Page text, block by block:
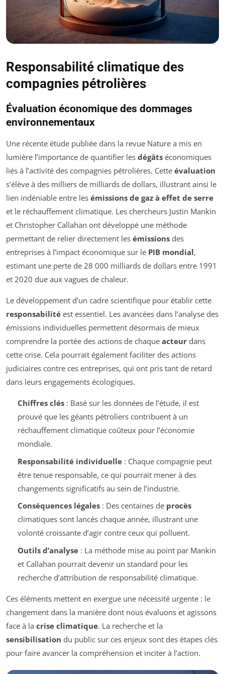
Responsabilité climatique des
compagnies pétrolières
Évaluation économique des dommages
environnementaux
Une récente étude publiée dans la revue Nature a mis en
lumière l’importance de quantifier les dégâts économiques
liés à l’activité des compagnies pétrolières. Cette évaluation
s’élève à des milliers de milliards de dollars, illustrant ainsi le
lien indéniable entre les émissions de gaz à effet de serre
et le réchauffement climatique. Les chercheurs Justin Mankin
et Christopher Callahan ont développé une méthode
permettant de relier directement les émissions des
entreprises à l’impact économique sur le PIB mondial,
estimant une perte de 28 000 milliards de dollars entre 1991
et 2020 due aux vagues de chaleur.
Le développement d’un cadre scientifique pour établir cette
responsabilité est essentiel. Les avancées dans l’analyse des
émissions individuelles permettent désormais de mieux
comprendre la portée des actions de chaque acteur dans
cette crise. Cela pourrait également faciliter des actions
judiciaires contre ces entreprises, qui ont pris tant de retard
dans leurs engagements écologiques.
Chiffres clés: Basé sur les données de l’étude, il est
prouvé que les géants pétroliers contribuent à un
réchauffement climatique coûteux pour l’économie
mondiale.
Responsabilité individuelle: Chaque compagnie peut
être tenue responsable, ce qui pourrait mener à des
changements significatifs au sein de l’industrie.
Conséquences légales: Des centaines de procès
climatiques sont lancés chaque année, illustrant une
volonté croissante d’agir contre ceux qui polluent.
Outils d’analyse: La méthode mise au point par Mankin
et Callahan pourrait devenir un standard pour les
recherche d’attribution de responsabilité climatique.
Ces éléments mettent en exergue une nécessité urgente : le
changement dans la manière dont nous évaluons et agissons
face à la crise climatique. La recherche et la
sensibilisation du public sur ces enjeux sont des étapes clés
pour faire avancer la compréhension et inciter à l’action.